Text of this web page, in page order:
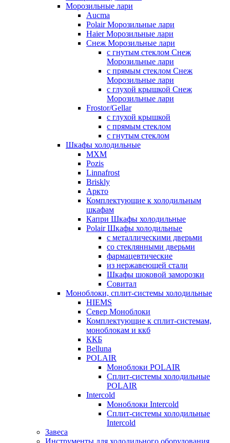
Морозильные лари
Aucma
Polair Морозильные лари
Haier Морозильные лари
Снеж Морозильные лари
с гнутым стеклом Снеж
Морозильные лари
с прямым стеклом Снеж
Морозильные лари
с глухой крышкой Снеж
Морозильные лари
Frostor/Gellar
с глухой крышкой
с прямым стеклом
с гнутым стеклом
Шкафы холодильные
МХМ
Pozis
Linnafrost
Briskly
Аркто
Комплектующие к холодильным
шкафам
Капри Шкафы холодильные
Polair Шкафы холодильные
с металлическими дверьми
со стеклянными дверьми
фармацевтические
из нержавеющей стали
Шкафы шоковой заморозки
Совитал
Моноблоки, сплит-системы холодильные
HIEMS
Север Моноблоки
Комплектующие к сплит-системам,
моноблокам и ккб
ККБ
Belluna
POLAIR
Моноблоки POLAIR
Сплит-системы холодильные
POLAIR
Intercold
Моноблоки Intercold
Сплит-системы холодильные
Intercold
Завеса
Инструменты для холодильного оборудования